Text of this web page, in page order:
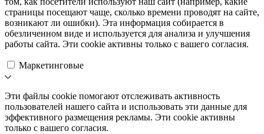
страницы посещают чаще, сколько времени проводят на сайте,
возникают ли ошибки). Эта информация собирается в
обезличенном виде и используется для анализа и улучшения
работы сайта. Эти cookie активны только с вашего согласия.
Маркетинговые
Эти файлы cookie помогают отслеживать активность
пользователей нашего сайта и использовать эти данные для
эффективного размещения рекламы. Эти cookie активны
только с вашего согласия.